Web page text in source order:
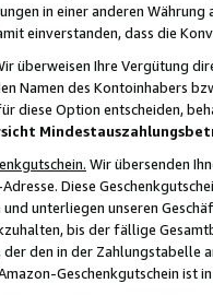
in einer anderen
einverstanden, dass die
überweisen Ihre Vergütung
Namen des Kontoinhabers
diese Option entscheiden,
Wir übersenden
Diese
unterliegen unseren
bis der fällige
der den in der
Geschenkgutschein ist